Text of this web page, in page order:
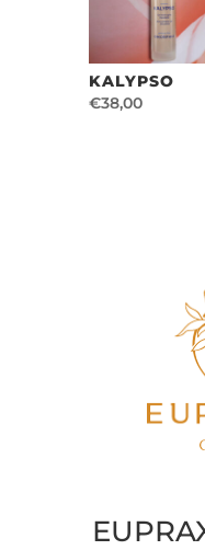
KALYPSO
€38,00